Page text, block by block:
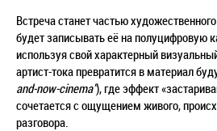
Встреча станет частью
будет записывать её на полуцифровую
используя свой характерный
артист-тока превратится в материал
and-now-cinema"), где эффект
сочетается с ощущением живого,
разговора.